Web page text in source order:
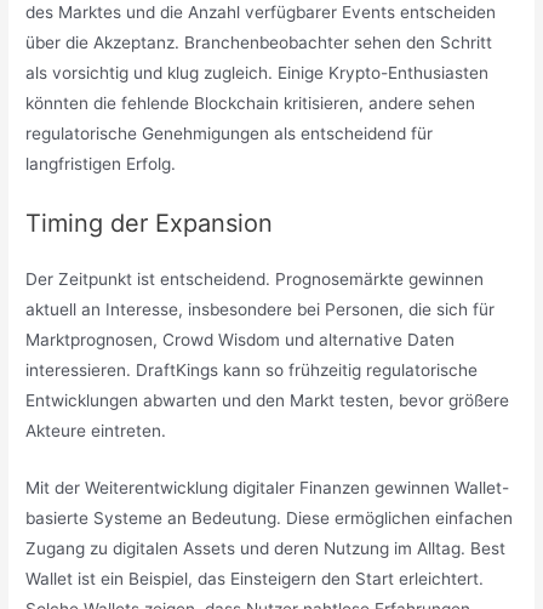
des Marktes und die Anzahl verfügbarer Events entscheiden
über die Akzeptanz. Branchenbeobachter sehen den Schritt
als vorsichtig und klug zugleich. Einige Krypto-Enthusiasten
könnten die fehlende Blockchain kritisieren, andere sehen
regulatorische Genehmigungen als entscheidend für
langfristigen Erfolg.
Timing der Expansion
Der Zeitpunkt ist entscheidend. Prognosemärkte gewinnen
aktuell an Interesse, insbesondere bei Personen, die sich für
Marktprognosen, Crowd Wisdom und alternative Daten
interessieren. DraftKings kann so frühzeitig regulatorische
Entwicklungen abwarten und den Markt testen, bevor größere
Akteure eintreten.
Mit der Weiterentwicklung digitaler Finanzen gewinnen Wallet-
basierte Systeme an Bedeutung. Diese ermöglichen einfachen
Zugang zu digitalen Assets und deren Nutzung im Alltag. Best
Wallet ist ein Beispiel, das Einsteigern den Start erleichtert.